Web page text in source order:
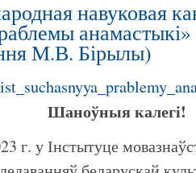
навуковая
анамастыкі»
М.В. Бірылы)
Шаноўныя калегі!
г. у Інстытуце